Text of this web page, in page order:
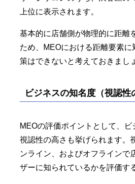
上位に表示されます。
基本的に店舗側が物理的に距離
ため、MEOにおける距離要素
策はできないと考えておきまし
ビジネスの知名度（視認性
MEOの評価ポイントとして、ビ
視認性の高さも挙げられます。
ンライン、およびオフラインで
ザーに知られているかを評価す